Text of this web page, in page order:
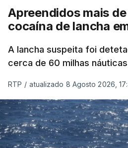
Apreendidos mais
cocaína de lancha
A lancha suspeita foi
cerca de 60 milhas
RTP / atualizado 8 Agosto 2026,